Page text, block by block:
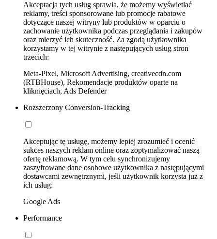
Akceptacja tych usług sprawia, że możemy wyświetlać
reklamy, treści sponsorowane lub promocje rabatowe
dotyczące naszej witryny lub produktów w oparciu o
zachowanie użytkownika podczas przeglądania i zakupów
oraz mierzyć ich skuteczność. Za zgodą użytkownika
korzystamy w tej witrynie z następujących usług stron
trzecich:
Meta-Pixel, Microsoft Advertising, creativecdn.com
(RTBHouse), Rekomendacje produktów oparte na
kliknięciach, Ads Defender
Rozszerzony Conversion-Tracking
Akceptując tę usługę, możemy lepiej zrozumieć i ocenić
sukces naszych reklam online oraz zoptymalizować naszą
ofertę reklamową. W tym celu synchronizujemy
zaszyfrowane dane osobowe użytkownika z następującymi
dostawcami zewnętrznymi, jeśli użytkownik korzysta już z
ich usług:
Google Ads
Performance